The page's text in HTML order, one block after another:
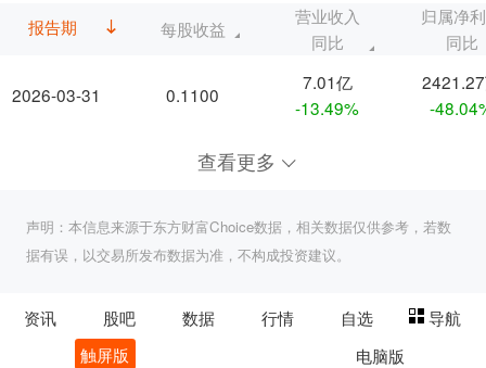
报告期
2026-03-31
每股收益
营业收入
同比
归属净
同比
0.1100
7.01亿
-13.49%
-
查看更多
声明：本信息来源于东方财富Choice数据，相关数据仅供参考，若数
据有误，以交易所发布数据为准，不构成投资建议。
资讯 股吧 数据 行情 自选
导航
触屏版
电脑版